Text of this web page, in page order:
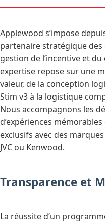
Applewood s’impose
partenaire stratégique
gestion de l’incentive et
expertise repose sur une
valeur, de la conception
Stim v3 à la logistique
Nous accompagnons les
d’expériences
exclusifs avec des
JVC ou Kenwood.
Transparence et
La réussite d’un